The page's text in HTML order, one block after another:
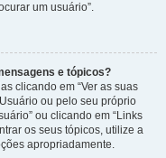
um usuário”.
e tópicos?
clicando em “Ver as suas
ou pelo seu próprio
ou clicando em “Links
os seus tópicos, utilize a
apropriadamente.